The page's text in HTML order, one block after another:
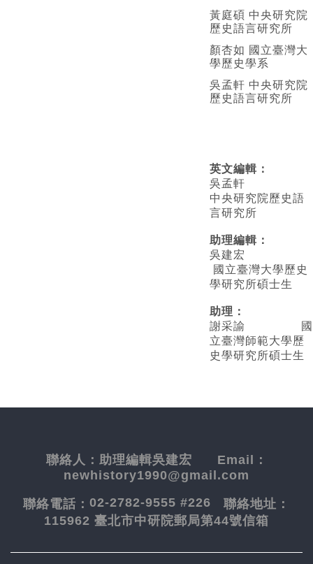
黃庭碩 中央研究院
歷史語言研究所
顏杏如 國立臺灣大
學歷史學系
吳孟軒 中央研究院
歷史語言研究所
英文編輯 ：
吳孟軒
中央研究院歷史語
言研究所
助理編輯：
吳建宏
國立臺灣大學歷史
學研究所碩士生
助理：
謝采諭
國
立臺灣師範大學歷
史學研究所碩士生
聯絡人： 助理編輯吳建宏 Email：
newhistory1990@gmail.com
聯絡電話： 02-2782-9555 #226 聯絡地址：
115962 臺北市中研院郵局第44號信箱